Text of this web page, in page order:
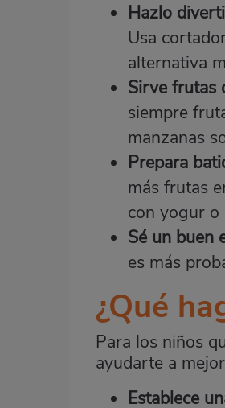
Hazlo
Usa
alternativa
Sirve frutas
siempre
manzanas
Prepara
más frutas
con yogur o
Sé un buen
es más
¿Qué
Para los niños
ayudarte a
Establece